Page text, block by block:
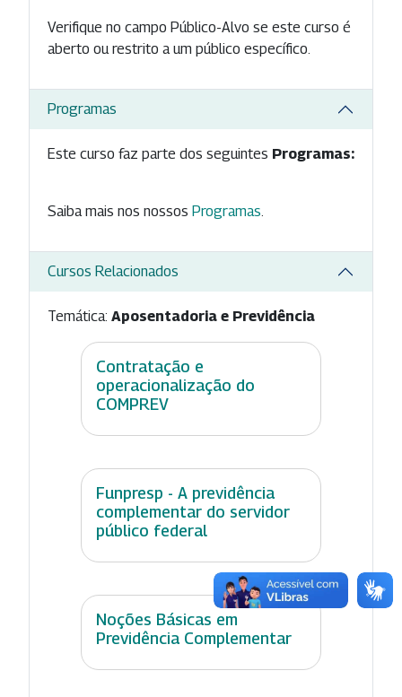
Verifique no campo Público-Alvo se este curso é
aberto ou restrito a um público específico.
Programas
Este curso faz parte dos seguintes Programas:
Saiba mais nos nossos Programas
Cursos Relacionados
Temática: Aposentadoria e Previdência
Contratação e
operacionalização do
COMPREV
Funpresp - A previdência
complementar do servidor
público federal
Noções Básicas em
Previdência Complementar